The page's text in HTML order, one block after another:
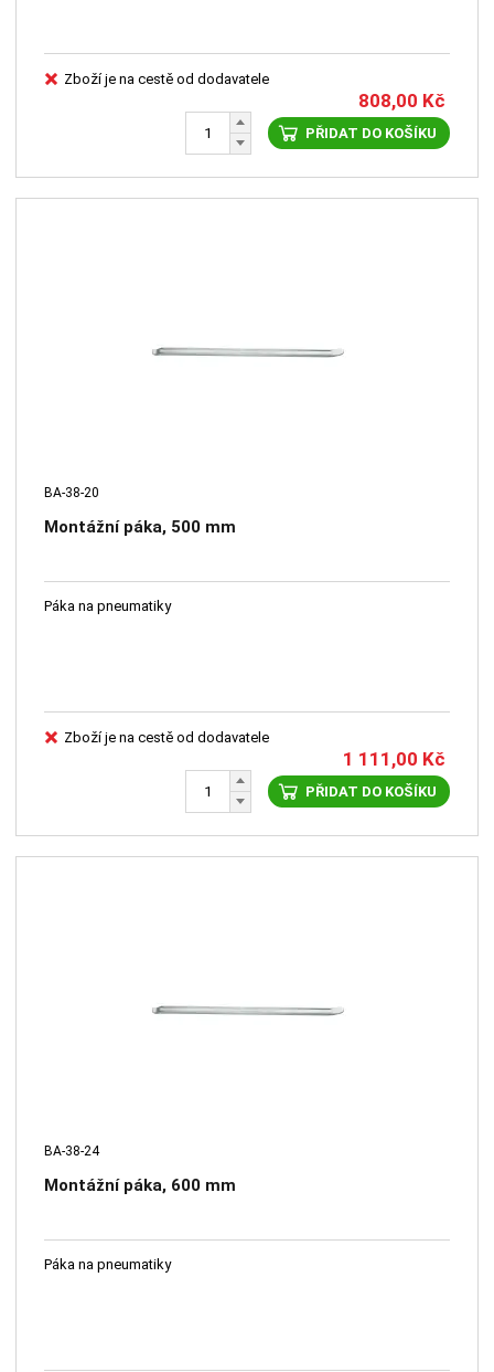
Zboží je na cestě od dodavatele
808,00 Kč
PŘIDAT DO KOŠÍKU
BA-38-20
Montážní páka, 500 mm
Páka na pneumatiky
Zboží je na cestě od dodavatele
1 111,00 Kč
PŘIDAT DO KOŠÍKU
BA-38-24
Montážní páka, 600 mm
Páka na pneumatiky